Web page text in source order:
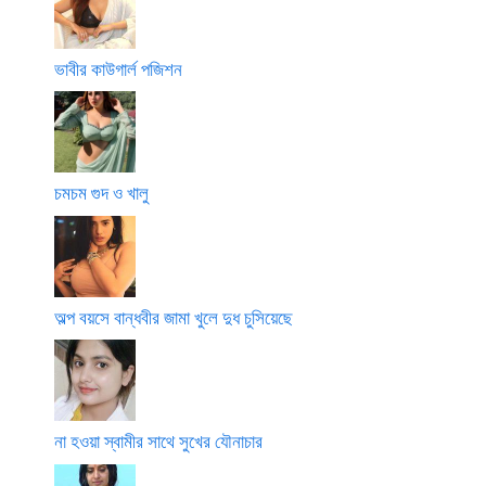
ভাবীর কাউগার্ল পজিশন
চমচম গুদ ও খালু
অল্প বয়সে বান্ধবীর জামা খুলে দুধ চুসিয়েছে
না হওয়া স্বামীর সাথে সুখের যৌনাচার